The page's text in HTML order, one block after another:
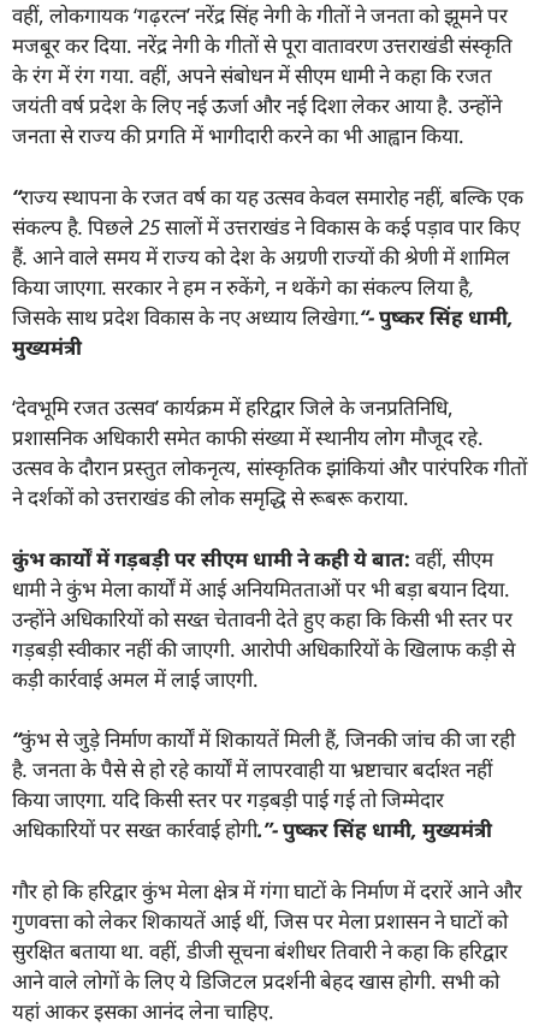
वहीं, लोकगायक ‘गढ़रत्न’ नरेंद्र सिंह नेगी के गीतों ने जनता को झूमने पर
मजबूर कर दिया. नरेंद्र नेगी के गीतों से पूरा वातावरण उत्तराखंडी संस्कृति
के रंग में रंग गया. वहीं, अपने संबोधन में सीएम धामी ने कहा कि रजत
जयंती वर्ष प्रदेश के लिए नई ऊर्जा और नई दिशा लेकर आया है. उन्होंने
जनता से राज्य की प्रगति में भागीदारी करने का भी आह्वान किया.
“राज्य स्थापना के रजत वर्ष का यह उत्सव केवल समारोह नहीं, बल्कि एक
संकल्प है. पिछले25सालों में उत्तराखंड ने विकास के कई पड़ाव पार किए
हैं. आने वाले समय में राज्य को देश के अग्रणी राज्यों की श्रेणी में शामिल
किया जाएगा. सरकार ने हम न रुकेंगे, न थकेंगे का संकल्प लिया है,
जिसके साथ प्रदेश विकास के नए अध्याय लिखेगा.“-पुष्कर सिंह धामी,
मुख्यमंत्री
‘देवभूमि रजत उत्सव’ कार्यक्रम में हरिद्वार जिले के जनप्रतिनिधि,
प्रशासनिक अधिकारी समेत काफी संख्या में स्थानीय लोग मौजूद रहे.
उत्सव के दौरान प्रस्तुत लोकनृत्य, सांस्कृतिक झांकियां और पारंपरिक गीतों
ने दर्शकों को उत्तराखंड की लोक समृद्धि से रूबरू कराया.
कुंभ कार्यों में गड़बड़ी पर सीएम धामी ने कही ये बात: वहीं, सीएम
धामी ने कुंभ मेला कार्यों में आई अनियमितताओं पर भी बड़ा बयान दिया.
उन्होंने अधिकारियों को सख्त चेतावनी देते हुए कहा कि किसी भी स्तर पर
गड़बड़ी स्वीकार नहीं की जाएगी. आरोपी अधिकारियों के खिलाफ कड़ी से
कड़ी कार्रवाई अमल में लाई जाएगी.
“कुंभ से जुड़े निर्माण कार्यों में शिकायतें मिली हैं, जिनकी जांच की जा रही
है. जनता के पैसे से हो रहे कार्यों में लापरवाही या भ्रष्टाचार बर्दाश्त नहीं
किया जाएगा. यदि किसी स्तर पर गड़बड़ी पाई गई तो जिम्मेदार
अधिकारियों पर सख्त कार्रवाई होगी.”-पुष्कर सिंह धामी, मुख्यमंत्री
गौर हो कि हरिद्वार कुंभ मेला क्षेत्र में गंगा घाटों के निर्माण में दरारें आने और
गुणवत्ता को लेकर शिकायतें आई थीं, जिस पर मेला प्रशासन ने घाटों को
सुरक्षित बताया था. वहीं, डीजी सूचना बंशीधर तिवारी ने कहा कि हरिद्वार
आने वाले लोगों के लिए ये डिजिटल प्रदर्शनी बेहद खास होगी. सभी को
यहां आकर इसका आनंद लेना चाहिए.